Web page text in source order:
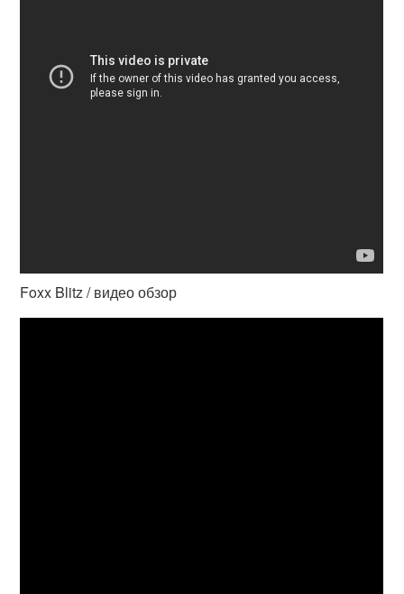
Foxx Blitz / видео обзор